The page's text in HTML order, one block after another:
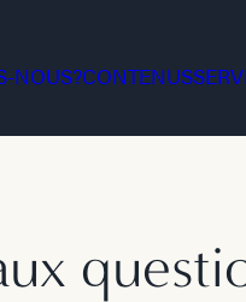
NOUS?CONTENUS